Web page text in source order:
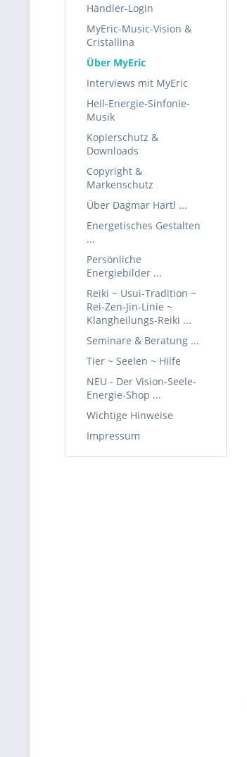
Händler-Login
MyEric-Music-Vision &
Cristallina
Über MyEric
Interviews mit MyEric
Heil-Energie-Sinfonie-
Musik
Kopierschutz &
Downloads
Copyright &
Markenschutz
Über Dagmar Hartl ...
Energetisches Gestalten
...
Persönliche
Energiebilder ...
Reiki ~ Usui-Tradition ~
Rei-Zen-Jin-Linie ~
Klangheilungs-Reiki ...
Seminare & Beratung ...
Tier ~ Seelen ~ Hilfe
NEU - Der Vision-Seele-
Energie-Shop ...
Wichtige Hinweise
Impressum